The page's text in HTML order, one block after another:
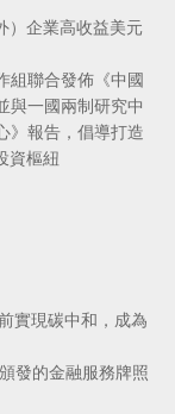
）企業高收益美元
組聯合發佈《中國
與一國兩制研究中
》報告，倡導打造
資樞紐
實現碳中和，成為
發的金融服務牌照